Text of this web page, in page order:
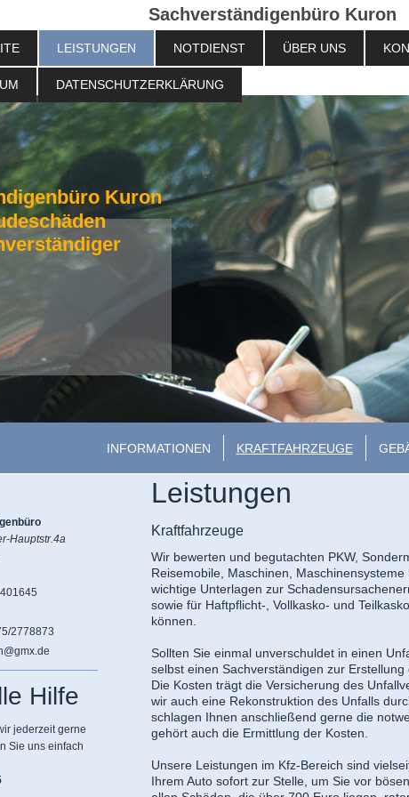
Sachverständigenbüro Kuron
LEISTUNGEN NOTDIENST ÜBER UNS
DATENSCHUTZERKLÄRUNG
Kuron
INFORMATIONEN KRAFTFAHRZEUGE
Leistungen
Kraftfahrzeuge
Wir bewerten und begutachten PKW,
Reisemobile, Maschinen,
wichtige Unterlagen zur
sowie für Haftpflicht-, Vollkasko- und
können.
Sollten Sie einmal unverschuldet in einen
selbst einen Sachverständigen zur
Die Kosten trägt die Versicherung des
wir auch eine Rekonstruktion des Unfalls
schlagen Ihnen anschließend gerne die
gehört auch die Ermittlung der Kosten.
Unsere Leistungen im Kfz-Bereich sind
Ihrem Auto sofort zur Stelle, um Sie vor
Hauptstr.4a
2778873
Hilfe
jederzeit gerne
Sie uns einfach